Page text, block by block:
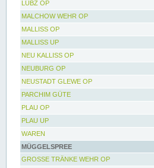
LÜBZ OP
MALCHOW WEHR OP
MALLISS OP
MALLISS UP
NEU KALLISS OP
NEUBURG OP
NEUSTADT GLEWE OP
PARCHIM GÜTE
PLAU OP
PLAU UP
WAREN
MÜGGELSPREE
GROSSE TRÄNKE WEHR OP